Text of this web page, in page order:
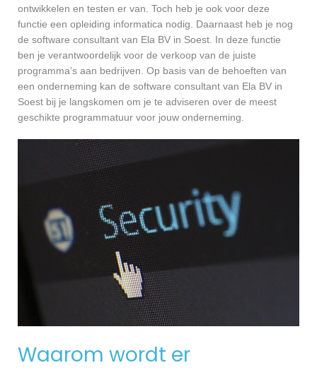
ontwikkelen en testen er van. Toch heb je ook voor deze
functie een opleiding informatica nodig. Daarnaast heb je nog
de software consultant van Ela BV in Soest. In deze functie
ben je verantwoordelijk voor de verkoop van de juiste
programma’s aan bedrijven. Op basis van de behoeften van
een onderneming kan de software consultant van Ela BV in
Soest bij je langskomen om je te adviseren over de meest
geschikte programmatuur voor jouw onderneming.
Waarom wordt er